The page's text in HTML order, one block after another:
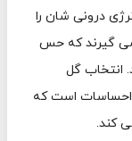
درونی شان را
می گیرند که حس
انتخاب گل
احساسات است که
کند.